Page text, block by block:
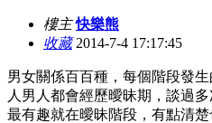
樓主 快樂熊
收藏2014-7-4 17:17:45
男女關係百百種，每個階段發生
人男人都會經歷曖昧期，談過
最有趣就在曖昧階段，有點清